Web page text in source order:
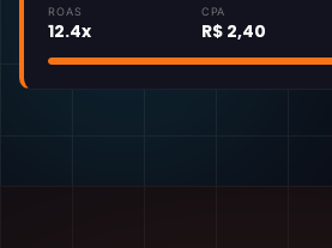
ROAS
12.4x
CPA
R$ 2,40